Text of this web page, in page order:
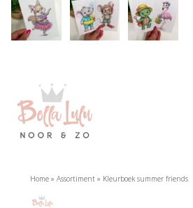
Home » Assortiment » Kleurboek summer friends